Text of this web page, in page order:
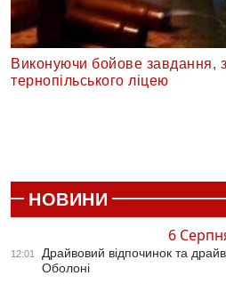
Виконуючи бойове завдання,
тернопільського ліцею
НОВИНИ
6
12:01
Драйвовий відпочинок та
Оболоні